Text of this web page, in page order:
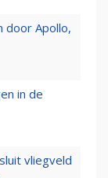
door Apollo,
in de
vliegveld